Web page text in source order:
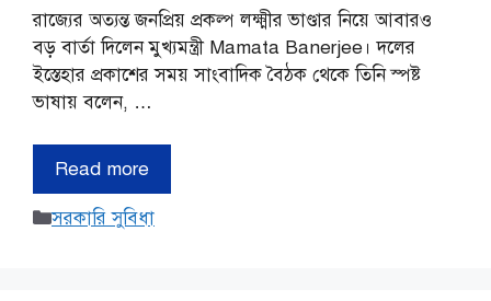
রাজ্যের অত্যন্ত জনপ্রিয় প্রকল্প লক্ষ্মীর ভাণ্ডার নিয়ে আবারও
বড় বার্তা দিলেন মুখ্যমন্ত্রী Mamata Banerjee। দলের
ইস্তেহার প্রকাশের সময় সাংবাদিক বৈঠক থেকে তিনি স্পষ্ট
ভাষায় বলেন, …
Read more
Categories
সরকারি সুবিধা